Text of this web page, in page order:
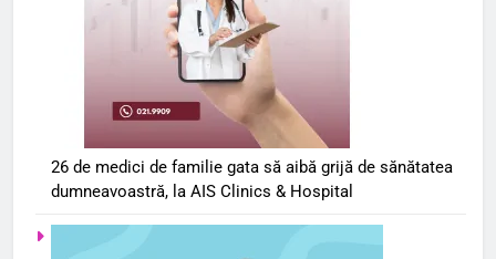
26 de medici de familie gata să aibă grijă de sănătatea
dumneavoastră, la AIS Clinics & Hospital